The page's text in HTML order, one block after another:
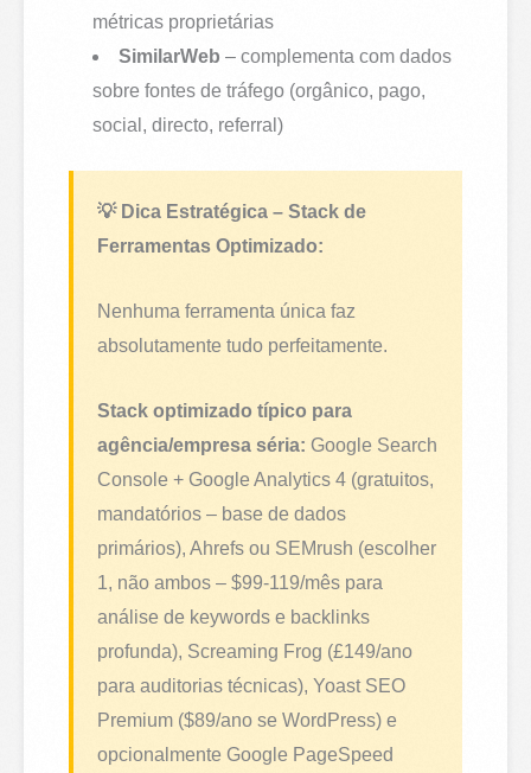
métricas proprietárias
SimilarWeb – complementa com dados
sobre fontes de tráfego (orgânico, pago,
social, directo, referral)
💡 Dica Estratégica – Stack de
Ferramentas Optimizado:
Nenhuma ferramenta única faz
absolutamente tudo perfeitamente.
Stack optimizado típico para
agência/empresa séria: Google Search
Console + Google Analytics 4 (gratuitos,
mandatórios – base de dados
primários), Ahrefs ou SEMrush (escolher
1, não ambos – $99-119/mês para
análise de keywords e backlinks
profunda), Screaming Frog (£149/ano
para auditorias técnicas), Yoast SEO
Premium ($89/ano se WordPress) e
opcionalmente Google PageSpeed